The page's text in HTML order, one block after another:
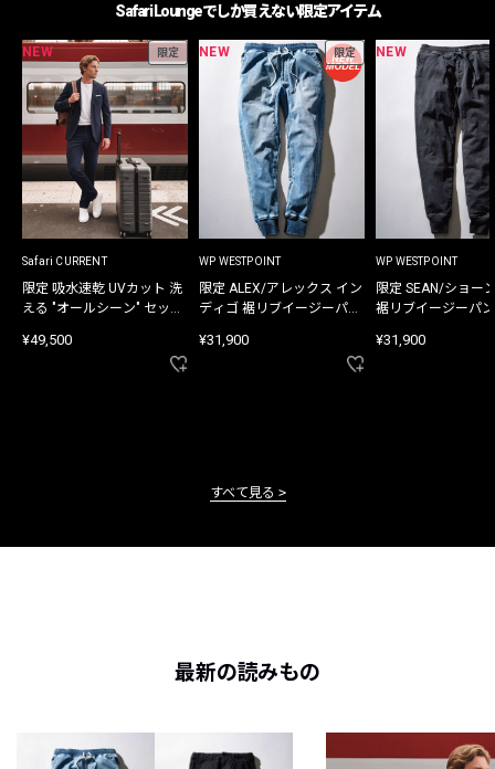
Safari Loungeでしか買えない限定アイテム
NEW 限定
Safari CURRENT
限定 吸水速乾 UVカット 洗
える "オールシーン" セット
¥49,500
NEW 限定
WP WESTPOINT
限定 ALEX/アレックス イン
ディゴ 裾リブイージーパン
¥31,900
NEW
WP WESTPOINT
限定 SEAN/ショー
裾リブイージーパ
¥31,900
すべて見る
最新の読みもの